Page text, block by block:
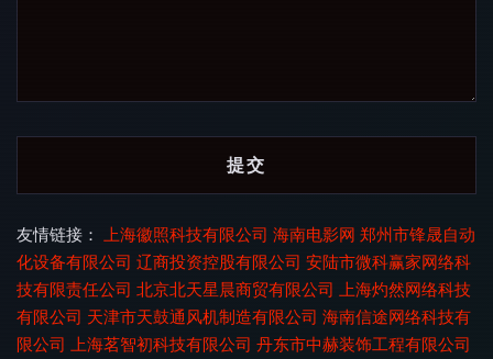
友情链接： 上海徽照科技有限公司 海南电影网 郑州市锋晟自动
化设备有限公司 辽商投资控股有限公司 安陆市微科赢家网络科
技有限责任公司 北京北天星晨商贸有限公司 上海灼然网络科技
有限公司 天津市天鼓通风机制造有限公司 海南信途网络科技有
限公司 上海茗智初科技有限公司 丹东市中赫装饰工程有限公司